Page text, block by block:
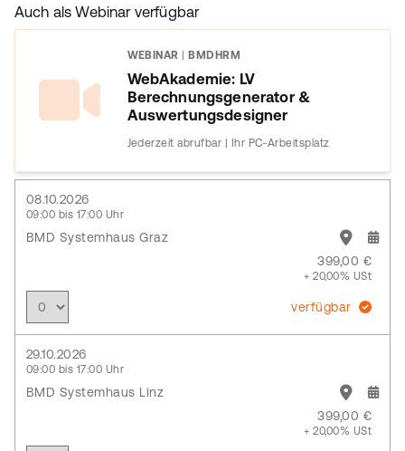
Auch als Webinar verfügbar
WEBINAR BMDHRM
WebAkademie: LV
Berechnungsgenerator &
Auswertungsdesigner
Jederzeit abrufbar | Ihr PC-Arbeitsplatz
08.10.2026
09:00 bis 17:00 Uhr
BMD Systemhaus Graz
399,00 €
+ 20,00% USt
verfügbar
29.10.2026
09:00 bis 17:00 Uhr
BMD Systemhaus Linz
399,00 €
+ 20,00% USt